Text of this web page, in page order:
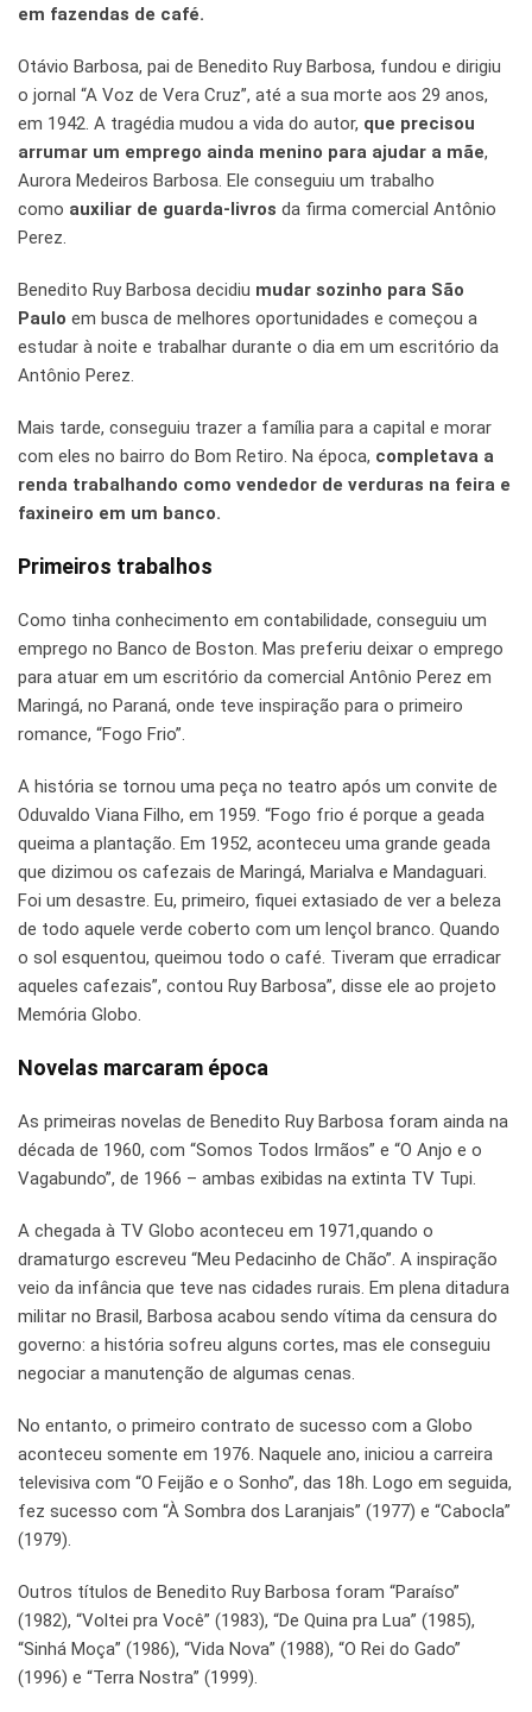
em fazendas de café.
Otávio Barbosa, pai de Benedito Ruy Barbosa, fundou e dirigiu
o jornal “A Voz de Vera Cruz”, até a sua morte aos 29 anos,
em 1942. A tragédia mudou a vida do autor, que precisou
arrumar um emprego ainda menino para ajudar a mãe,
Aurora Medeiros Barbosa. Ele conseguiu um trabalho
como auxiliar de guarda-livros da firma comercial Antônio
Perez.
Benedito Ruy Barbosa decidiu mudar sozinho para São
Paulo em busca de melhores oportunidades e começou a
estudar à noite e trabalhar durante o dia em um escritório da
Antônio Perez.
Mais tarde, conseguiu trazer a família para a capital e morar
com eles no bairro do Bom Retiro. Na época, completava a
renda trabalhando como vendedor de verduras na feira e
faxineiro em um banco.
Primeiros trabalhos
Como tinha conhecimento em contabilidade, conseguiu um
emprego no Banco de Boston. Mas preferiu deixar o emprego
para atuar em um escritório da comercial Antônio Perez em
Maringá, no Paraná, onde teve inspiração para o primeiro
romance, “Fogo Frio”.
A história se tornou uma peça no teatro após um convite de
Oduvaldo Viana Filho, em 1959. “Fogo frio é porque a geada
queima a plantação. Em 1952, aconteceu uma grande geada
que dizimou os cafezais de Maringá, Marialva e Mandaguari.
Foi um desastre. Eu, primeiro, fiquei extasiado de ver a beleza
de todo aquele verde coberto com um lençol branco. Quando
o sol esquentou, queimou todo o café. Tiveram que erradicar
aqueles cafezais”, contou Ruy Barbosa”, disse ele ao projeto
Memória Globo.
Novelas marcaram época
As primeiras novelas de Benedito Ruy Barbosa foram ainda na
década de 1960, com “Somos Todos Irmãos” e “O Anjo e o
Vagabundo”, de 1966 – ambas exibidas na extinta TV Tupi.
A chegada à TV Globo aconteceu em 1971,quando o
dramaturgo escreveu “Meu Pedacinho de Chão”. A inspiração
veio da infância que teve nas cidades rurais. Em plena ditadura
militar no Brasil, Barbosa acabou sendo vítima da censura do
governo: a história sofreu alguns cortes, mas ele conseguiu
negociar a manutenção de algumas cenas.
No entanto, o primeiro contrato de sucesso com a Globo
aconteceu somente em 1976. Naquele ano, iniciou a carreira
televisiva com “O Feijão e o Sonho”, das 18h. Logo em seguida,
fez sucesso com “À Sombra dos Laranjais” (1977) e “Cabocla”
(1979).
Outros títulos de Benedito Ruy Barbosa foram “Paraíso”
(1982), “Voltei pra Você” (1983), “De Quina pra Lua” (1985),
“Sinhá Moça” (1986), “Vida Nova” (1988), “O Rei do Gado”
(1996) e “Terra Nostra” (1999).